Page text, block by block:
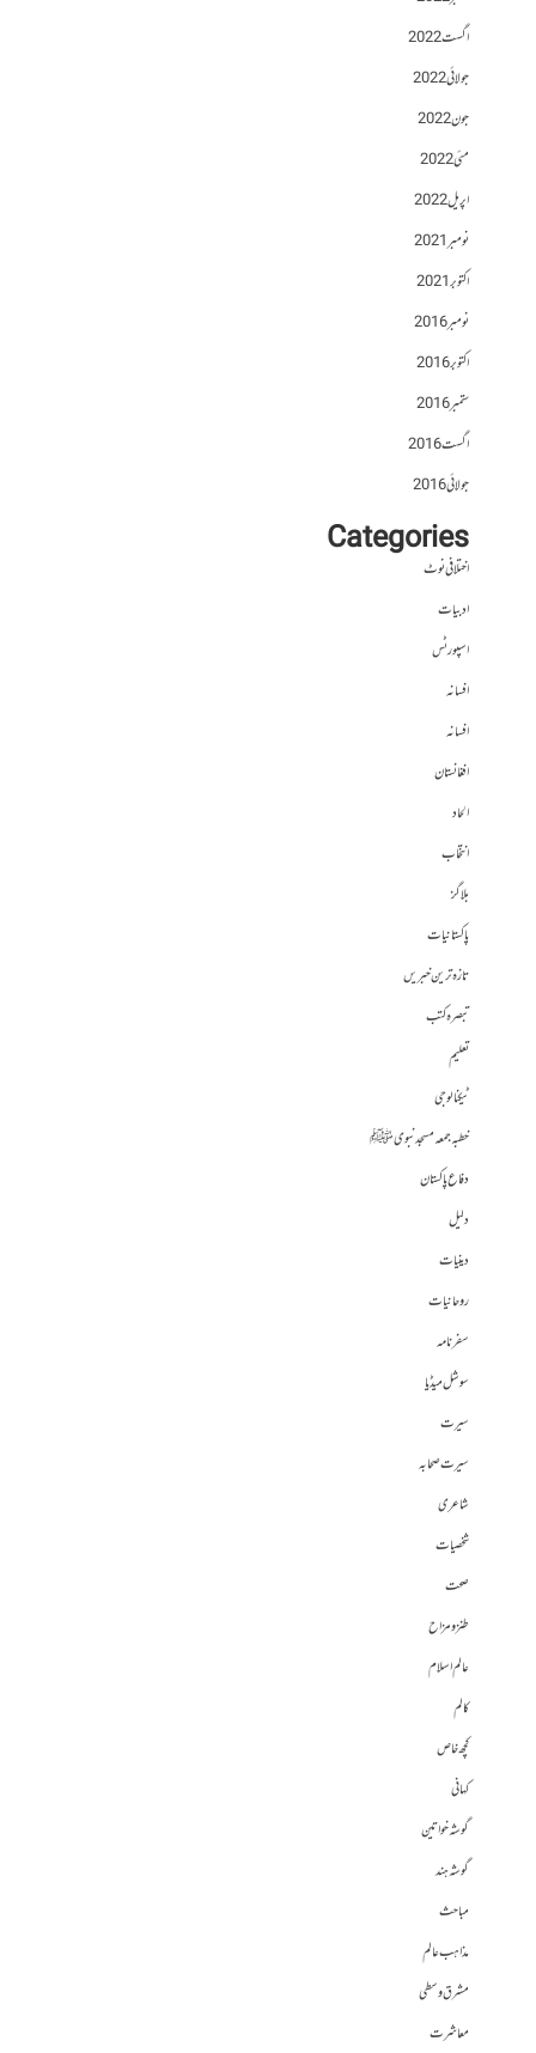
اگست 2022
جولائی 2022
جون 2022
مئی 2022
اپریل 2022
نومبر 2021
اکتوبر 2021
نومبر 2016
اکتوبر 2016
ستمبر 2016
اگست 2016
جولائی 2016
Categories
اختلافی نوٹ
ادبیات
اسپورٹس
افسانہ
افسانہ
افغانستان
الحاد
انتخاب
بلاگز
پاکستانیات
تازہ ترین خبریں
تبصرہ کتب
تعلیم
ٹیکنالوجی
خطبہ جمعہ مسجد نبوی ﷺ
دفاع پاکستان
دلیل
دینیات
روحانیات
سفرنامہ
سوشل میڈیا
سیرت
سیرت صحابہ
شاعری
شخصیات
صحت
طنز و مزاح
عالم اسلام
کالم
کچھ خاص
کہانی
گوشہ خواتین
گوشہ ہند
مباحث
مذاہب عالم
مشرق وسطی
معاشرت